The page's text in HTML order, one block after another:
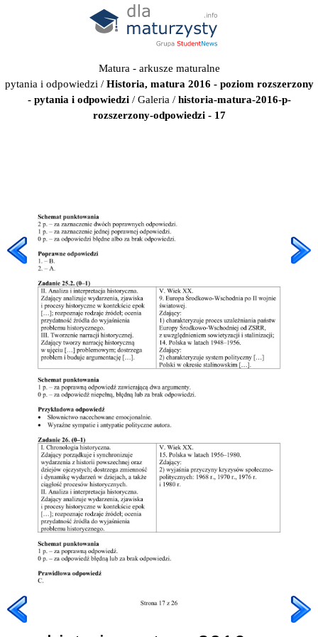
Matura - arkusze maturalne
pytania i odpowiedzi / Historia, matura 2016 - poziom rozszerzony
- pytania i odpowiedzi/ Galeria / historia-matura-2016-p-
rozszerzony-odpowiedzi - 17